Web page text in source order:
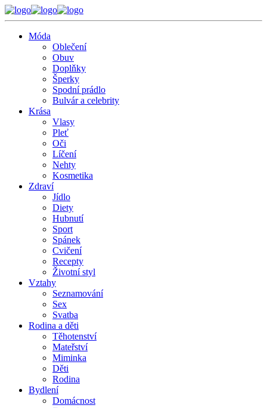
Móda
Oblečení
Obuv
Doplňky
Šperky
Spodní prádlo
Bulvár a celebrity
Krása
Vlasy
Pleť
Oči
Líčení
Nehty
Kosmetika
Zdraví
Jídlo
Diety
Hubnutí
Sport
Spánek
Cvičení
Recepty
Životní styl
Vztahy
Seznamování
Sex
Svatba
Rodina a děti
Těhotenství
Mateřství
Miminka
Děti
Rodina
Bydlení
Domácnost